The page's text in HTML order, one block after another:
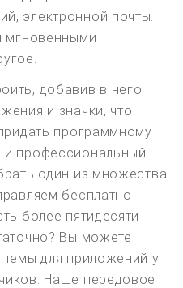
электронной почты.
мгновенными
добавив в него
и значки, что
программному
и профессиональный
один из множества
бесплатно
более пятидесяти
Вы можете
темы для приложений у
Наше передовое